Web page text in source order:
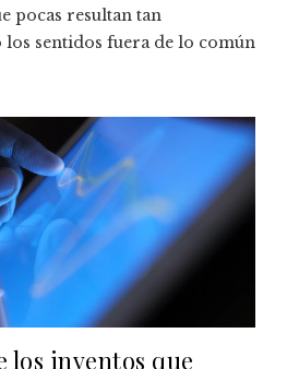
pocas resultan tan
los sentidos fuera de lo común
los inventos que